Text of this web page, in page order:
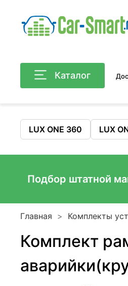
Каталог
LUX ONE 360 LUX
Подбор штатной
Главная Комплекты
Комплект